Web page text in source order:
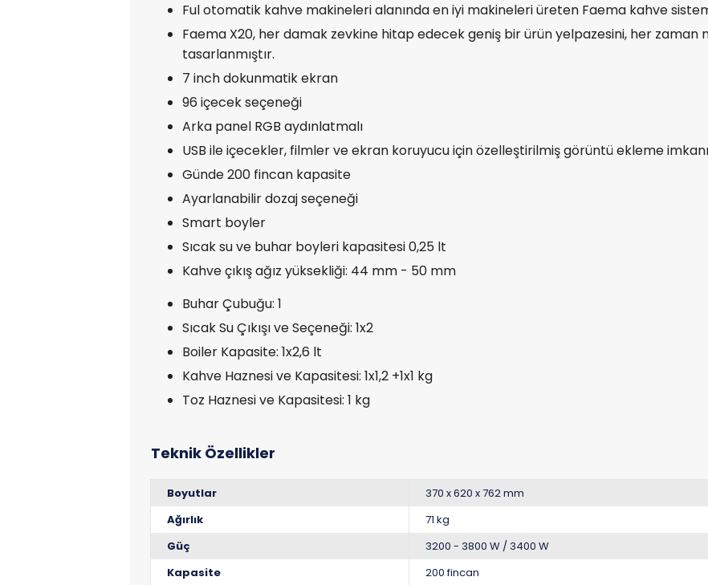
Ful otomatik kahve makineleri alanında en iyi makineleri üreten Faema kahve
Faema X20, her damak zevkine hitap edecek geniş bir ürün yelpazesini, her
tasarlanmıştır.
7 inch dokunmatik ekran
96 içecek seçeneği
Arka panel RGB aydınlatmalı
USB ile içecekler, filmler ve ekran koruyucu için özelleştirilmiş görüntü ekleme imkanı
Günde 200 fincan kapasite
Ayarlanabilir dozaj seçeneği
Smart boyler
Sıcak su ve buhar boyleri kapasitesi 0,25 lt
Kahve çıkış ağız yüksekliği: 44 mm - 50 mm
Buhar Çubuğu: 1
Sıcak Su Çıkışı ve Seçeneği: 1x2
Boiler Kapasite: 1x2,6 lt
Kahve Haznesi ve Kapasitesi: 1x1,2 +1x1 kg
Toz Haznesi ve Kapasitesi: 1 kg
Boyutlar
370 x 620 x 762 mm
Ağırlık
71 kg
Güç
3200 - 3800 W / 3400 W
Kapasite
200 fincan